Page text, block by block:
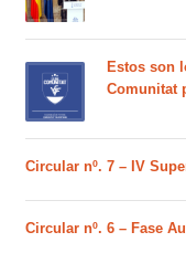
Estos son
Comunitat
Circular nº. 7 – IV
Circular nº. 6 – Fase